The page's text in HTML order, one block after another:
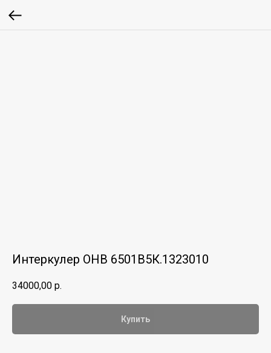
Интеркулер ОНВ 6501В5К.1323010
34000,00 р.
Купить